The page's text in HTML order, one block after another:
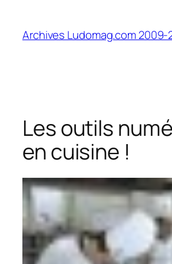
contenu
Archives Ludomag.com 2009-
Les outils
en cuisine !